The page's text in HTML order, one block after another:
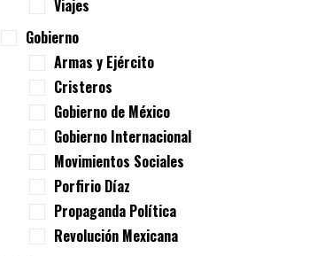
Viajes
Gobierno
Armas y Ejército
Cristeros
Gobierno de México
Gobierno Internacional
Movimientos Sociales
Porfirio Díaz
Propaganda Política
Revolución Mexicana